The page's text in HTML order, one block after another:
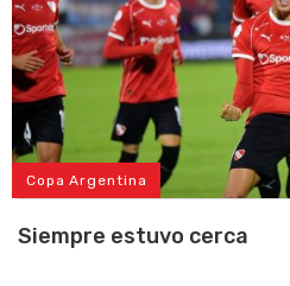
Copa Argentina
Siempre estuvo cerca